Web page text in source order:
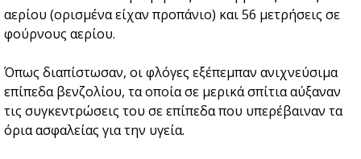
αερίου (ορισμένα είχαν προπάνιο) και 56 μετρήσεις σε
φούρνους αερίου.
Όπως διαπίστωσαν, οι φλόγες εξέπεμπαν ανιχνεύσιμα
επίπεδα βενζολίου, τα οποία σε μερικά σπίτια αύξαναν
τις συγκεντρώσεις του σε επίπεδα που υπερέβαιναν τα
όρια ασφαλείας για την υγεία.